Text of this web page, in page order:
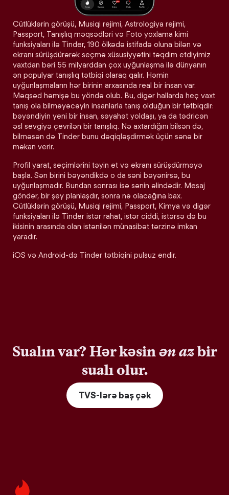
Cütlüklərin görüşü, Musiqi rejimi, Astrologiya rejimi,
Passport, Tanışlıq məqsədləri və Foto yoxlama kimi
funksiyaları ilə Tinder, 190 ölkədə istifadə oluna bilən və
ekranı sürüşdürərək seçmə xüsusiyyətini təqdim etdiyimiz
vaxtdan bəri 55 milyarddan çox uyğunlaşma ilə dünyanın
ən populyar tanışlıq tətbiqi olaraq qalır. Həmin
uyğunlaşmaların hər birinin arxasında real bir insan var.
Məqsəd həmişə bu yöndə olub. Bu, digər hallarda heç vaxt
tanış ola bilməyəcəyin insanlarla tanış olduğun bir tətbiqdir:
bəyəndiyin yeni bir insan, səyahət yoldaşı, ya da tədricən
əsl sevgiyə çevrilən bir tanışlıq. Nə axtardığını bilsən də,
bilməsən də Tinder bunu dəqiqləşdirmək üçün sənə bir
məkan verir.
Profil yarat, seçimlərini təyin et və ekranı sürüşdürməyə
başla. Sən birini bəyəndikdə o da səni bəyənirsə, bu
uyğunlaşmadır. Bundan sonrası isə sənin əlindədir. Mesaj
göndər, bir şey planlaşdır, sonra nə olacağına bax.
Cütlüklərin görüşü, Musiqi rejimi, Passport, Kimya və digər
funksiyaları ilə Tinder istər rahat, istər ciddi, istərsə də bu
ikisinin arasında olan istənilən münasibət tərzinə imkan
yaradır.
iOS və Android-də Tinder tətbiqini pulsuz endir.
Sualın var? Hər kəsinən azbir
sualı olur.
TVS-lərə baş çək